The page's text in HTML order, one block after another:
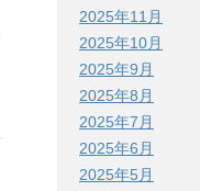
2025年11月
2025年10月
2025年9月
2025年8月
2025年7月
2025年6月
2025年5月